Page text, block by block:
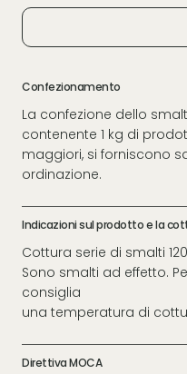
Confezionamento
La confezione dello
contenente 1 kg di
maggiori, si forniscono
ordinazione.
Indicazioni sul prodotto e la
Cottura serie di smalti
Sono smalti ad effetto.
consiglia
una temperatura di
Direttiva MOCA